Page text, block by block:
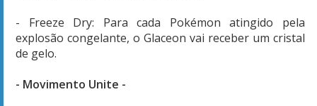
- Freeze Dry: Para cada Pokémon atingido pela
explosão congelante, o Glaceon vai receber um cristal
de gelo.
- Movimento Unite -